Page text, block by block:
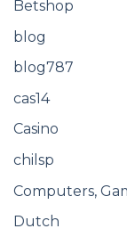
Betshop
blog
blog787
cas14
Casino
chilsp
Computers,
Dutch